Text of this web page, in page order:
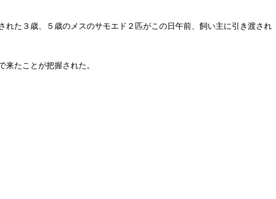
た３歳、５歳のメスのサモエド２匹がこの日午前、飼い主に引き渡され
たことが把握された。